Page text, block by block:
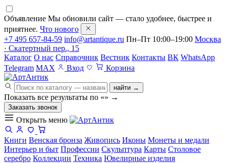
Объявление Мы обновили сайт — стало удобнее, быстрее и
приятнее. Что нового
+7 495 657-84-59 info@artantique.ru Пн–Пт 10:00–19:00 Москва
· Скатертный пер., 15
Каталог О нас Справочник Вестник Контакты ВК WhatsApp
Telegram MAX Вход Корзина
найти →
Показать все результаты по «» →
Заказать звонок
Открыть меню
Книги Венская бронза Живопись Иконы Монеты и медали
Интерьер и быт Профессии Скульптура Карты Столовое
серебро Коллекции Техника Ювелирные изделия